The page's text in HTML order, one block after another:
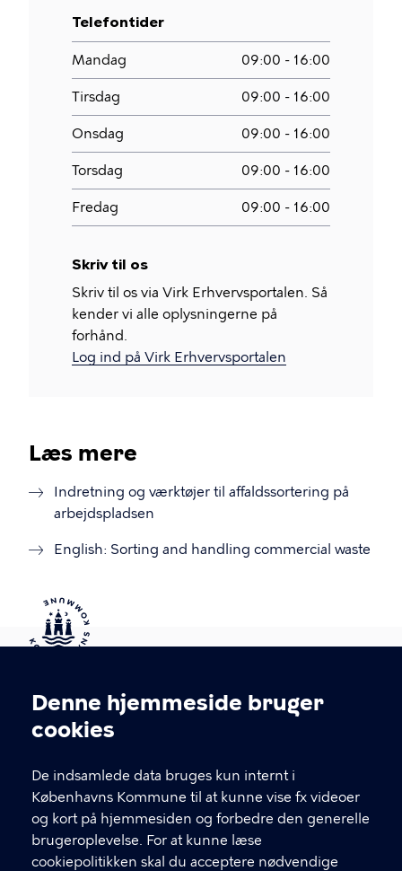
Cookieindstillinger
Denne hjemmeside bruger
cookies
De indsamlede data bruges kun internt i
Københavns Kommune til at kunne vise fx videoer
og kort på hjemmesiden og forbedre den generelle
brugeroplevelse. For at kunne læse
cookiepolitikken skal du acceptere nødvendige
Telefontider
Mandag 09:00 - 16:00
Tirsdag 09:00 - 16:00
Onsdag 09:00 - 16:00
Torsdag 09:00 - 16:00
Fredag 09:00 - 16:00
Skriv til os
Skriv til os via Virk Erhvervsportalen. Så
kender vi alle oplysningerne på
forhånd.
Log ind på Virk Erhvervsportalen
Læs mere
Indretning og værktøjer til affaldssortering på
arbejdspladsen
English: Sorting and handling commercial waste
Kontakt Københavns Kommune
T
fFind andre kontakter her
CVR-nummer64942212
GENVEJE